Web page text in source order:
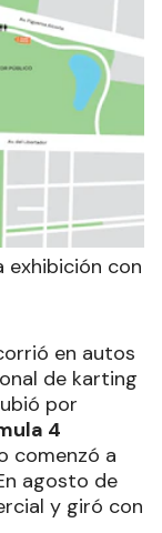
exhibición con
en autos
de karting
por
4
comenzó a
agosto de
y giró con